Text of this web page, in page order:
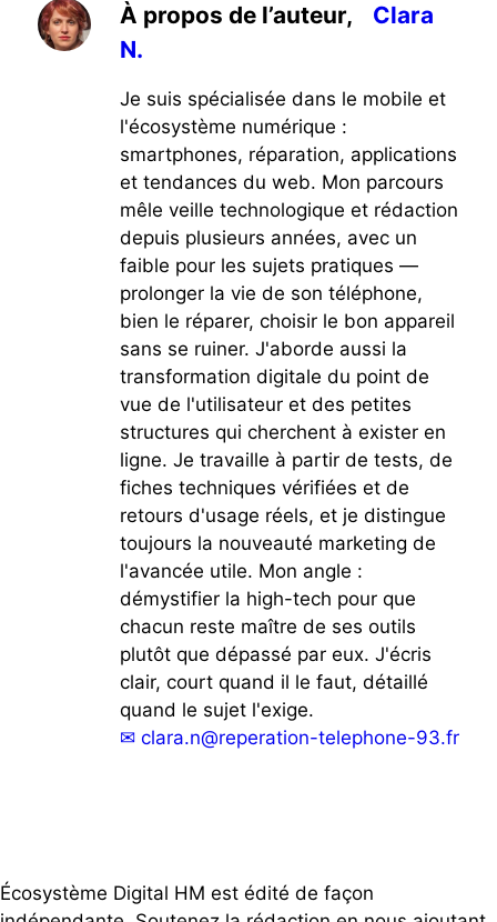
À propos de l’auteur,
Clara
N.
Je suis spécialisée dans le mobile et
l'écosystème numérique :
smartphones, réparation, applications
et tendances du web. Mon parcours
mêle veille technologique et rédaction
depuis plusieurs années, avec un
faible pour les sujets pratiques —
prolonger la vie de son téléphone,
bien le réparer, choisir le bon appareil
sans se ruiner. J'aborde aussi la
transformation digitale du point de
vue de l'utilisateur et des petites
structures qui cherchent à exister en
ligne. Je travaille à partir de tests, de
fiches techniques vérifiées et de
retours d'usage réels, et je distingue
toujours la nouveauté marketing de
l'avancée utile. Mon angle :
démystifier la high-tech pour que
chacun reste maître de ses outils
plutôt que dépassé par eux. J'écris
clair, court quand il le faut, détaillé
quand le sujet l'exige.
✉ clara.n@reperation-telephone-93.fr
Écosystème Digital HM est édité de façon